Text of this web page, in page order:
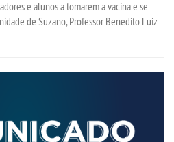
e alunos a tomarem a vacina e se
de Suzano, Professor Benedito Luiz